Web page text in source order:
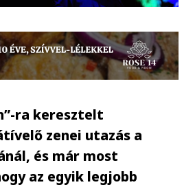
ra keresztelt
zenei utazás a
és már most
az egyik legjobb